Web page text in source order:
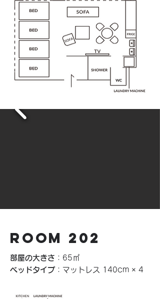
ROOM 202
部屋の大きさ ：65㎡
ベッドタイプ ：マットレス 140cm × 4